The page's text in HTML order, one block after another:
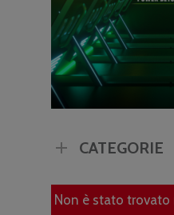
CATEGORIE
Non è stato